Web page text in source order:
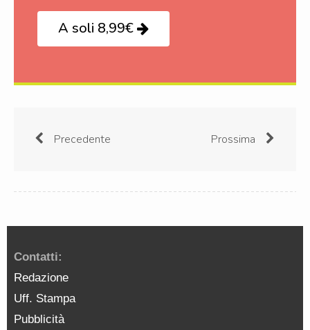
A soli 8,99€
Precedente Prossima
Contatti:
Redazione
Uff. Stampa
Pubblicità